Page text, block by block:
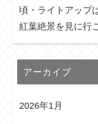
頃・ライトアップ
紅葉絶景を見に行
アーカイブ
2026年1月